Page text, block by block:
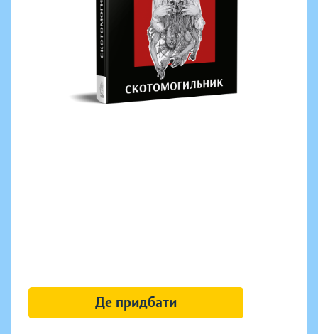
Де придбати